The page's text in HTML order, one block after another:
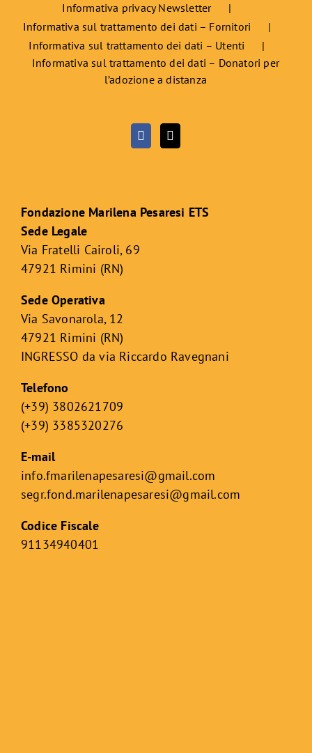
Informativa privacy Newsletter
Informativa sul trattamento dei dati – Fornitori
Informativa sul trattamento dei dati – Utenti
Informativa sul trattamento dei dati – Donatori per
l’adozione a distanza
Fondazione Marilena Pesaresi ETS
Sede Legale
Via Fratelli Cairoli, 69
47921 Rimini (RN)
Sede Operativa
Via Savonarola, 12
47921 Rimini (RN)
INGRESSO da via Riccardo Ravegnani
Telefono
(+39) 3802621709
(+39) 3385320276
E-mail
info.fmarilenapesaresi@gmail.com
segr.fond.marilenapesaresi@gmail.com
Codice Fiscale
91134940401